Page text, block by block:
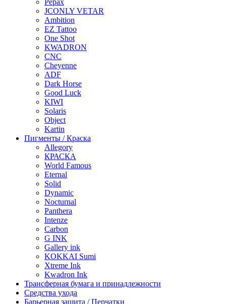
Pepax
JCONLY VETAR
Ambition
EZ Tattoo
One Shot
KWADRON
CNC
Cheyenne
ADF
Dark Horse
Good Luck
KIWI
Solaris
Object
Kartin
Пигменты / Краска
Allegory
КРАСКА
World Famous
Eternal
Solid
Dynamic
Nocturnal
Panthera
Intenze
Carbon
G INK
Gallery ink
KOKKAI Sumi
Xtreme Ink
Kwadron Ink
Трансферная бумага и принадлежности
Средства ухода
Барьерная защита / Перчатки